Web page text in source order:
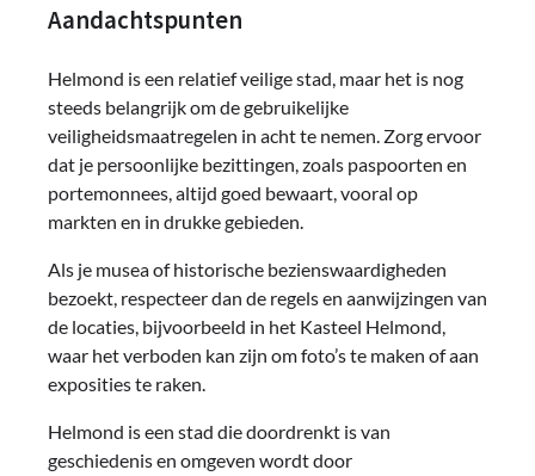
Aandachtspunten
Helmond is een relatief veilige stad, maar het is nog
steeds belangrijk om de gebruikelijke
veiligheidsmaatregelen in acht te nemen. Zorg ervoor
dat je persoonlijke bezittingen, zoals paspoorten en
portemonnees, altijd goed bewaart, vooral op
markten en in drukke gebieden.
Als je musea of historische bezienswaardigheden
bezoekt, respecteer dan de regels en aanwijzingen van
de locaties, bijvoorbeeld in het Kasteel Helmond,
waar het verboden kan zijn om foto’s te maken of aan
exposities te raken.
Helmond is een stad die doordrenkt is van
geschiedenis en omgeven wordt door